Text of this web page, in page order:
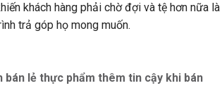
khách hàng phải chờ đợi và tệ hơn nữa là
trả góp họ mong muốn.
lẻ thực phẩm thêm tin cậy khi bán